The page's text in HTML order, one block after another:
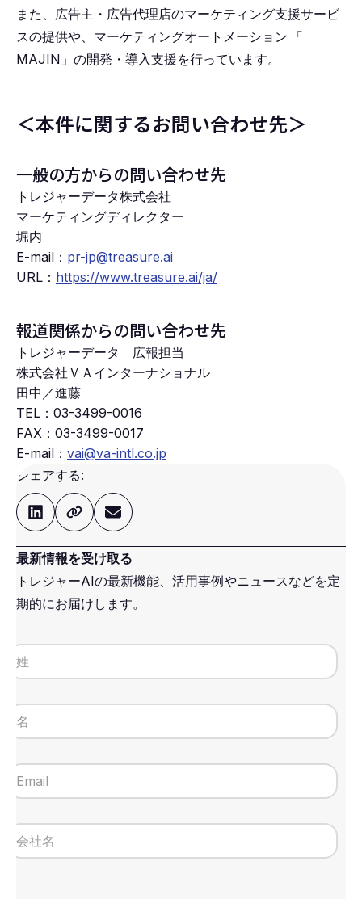
また、広告主・広告代理店のマーケティング支援サービ
スの提供や、マーケティングオートメーション
「
MAJIN」の開発・導入支援を行っています。
＜本件に関するお問い合わせ先＞
一般の方からの問い合わせ先
トレジャーデータ株式会社
マーケティングディレクター
堀内
E-mail： pr-jp@treasure.ai
URL： https://www.treasure.ai/ja/
報道関係からの問い合わせ先
トレジャーデータ 広報担当
株式会社ＶＡインターナショナル
田中／進藤
TEL： 03-3499-0016
FAX： 03-3499-0017
E-mail： vai@va-intl.co.jp
シェアする:
最新情報を受け取る
トレジャーAIの最新機能、活用事例やニュースなどを定
期的にお届けします。